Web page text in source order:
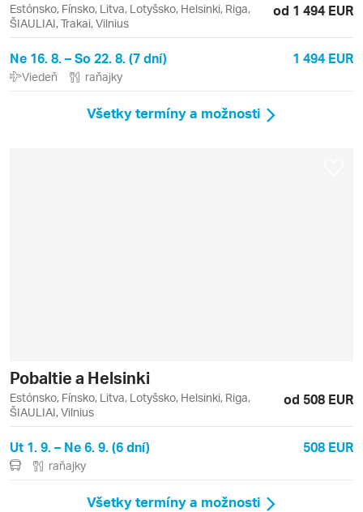
Estónsko, Fínsko, Litva, Lotyšsko, Helsinki, Riga,
ŠIAULIAI, Trakai, Vilnius
od 1 494 EUR
Ne 16. 8. – So 22. 8. (7 dní) 1 494 EUR
Viedeň raňajky
Všetky termíny a možnosti
Pobaltie a Helsinki
Estónsko, Fínsko, Litva, Lotyšsko, Helsinki, Riga,
ŠIAULIAI, Vilnius
od 508 EUR
Ut 1. 9. – Ne 6. 9. (6 dní) 508 EUR
raňajky
Všetky termíny a možnosti